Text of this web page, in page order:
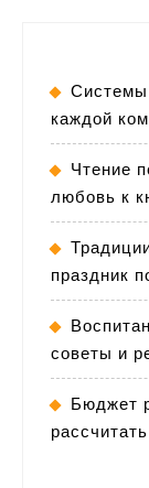
Системы
каждой
Чтение
любовь к
праздник
советы и
Бюджет